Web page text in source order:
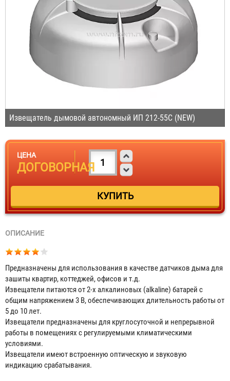
Извещатель дымовой автономный ИП 212-55С (NEW)
ЦЕНА
ДОГОВОРНАЯ
ОПИСАНИЕ
Предназначены для использования в качестве датчиков дыма для
зашиты квартир, коттеджей, офисов и т.д.
Извещатели питаются от 2-х алкалиновых (alkaline) батарей с
общим напряжением 3 В, обеспечивающих длительность работы от
5 до 10 лет.
Извещатели предназначены для круглосуточной и непрерывной
работы в помещениях с регулируемыми климатическими
условиями.
Извещатели имеют встроенную оптическую и звуковую
индикацию срабатывания.
Извещатель дымовой автономный ИП 212-142
650 ₽